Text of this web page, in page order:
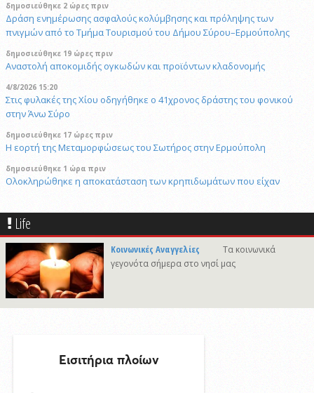
δημοσιεύθηκε 2 ώρες πριν
Δράση ενημέρωσης ασφαλούς κολύμβησης και πρόληψης των
πνιγμών από το Τμήμα Τουρισμού του Δήμου Σύρου–Ερμούπολης
δημοσιεύθηκε 19 ώρες πριν
Αναστολή αποκομιδής ογκωδών και προϊόντων κλαδονομής
4/8/2026 15:20
Στις φυλακές της Χίου οδηγήθηκε ο 41χρονος δράστης του φονικού
στην Άνω Σύρο
δημοσιεύθηκε 17 ώρες πριν
Η εορτή της Μεταμορφώσεως του Σωτήρος στην Ερμούπολη
δημοσιεύθηκε 1 ώρα πριν
Oλοκληρώθηκε η αποκατάσταση των κρηπιδωμάτων που είχαν
δημοσιεύθηκε 12 ώρες πριν
Καλλιτέχνες από τη Σύρο, την Ελβετία και την Ιαπωνία συναντιούνται
στην Άνω Σύρο
δημοσιεύθηκε 1 ώρα πριν
Στο νησί της Κύθνου το 12ο Cycladic Young Patrons Summer Weekend
του Μουσείου Κυκλαδικής Τέχνης
Διευθυντή Marketing της ΕΡΤ
Life
Κοινωνικές Αναγγελίες
Τα κοινωνικά
γεγονότα σήμερα στο νησί μας